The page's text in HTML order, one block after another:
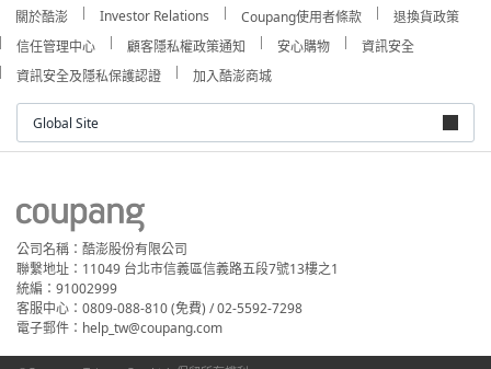
關於酷澎 Investor Relations Coupang使用者條款
退換貨政策
信任管理中心
顧客隱私權政策通知 安心購物
資訊安全
資訊安全及隱私保護認證
加入酷澎商城
Global Site
公司名稱：酷澎股份有限公司
聯繫地址：11049 台北市信義區信義路五段7號13樓之1
統編：91002999
客服中心：0809-088-810 (免費) / 02-5592-7298
電子郵件：help_tw@coupang.com